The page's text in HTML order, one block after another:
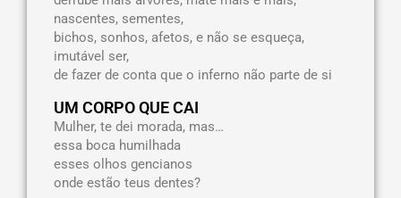
nascentes, sementes,
bichos, sonhos, afetos, e não se esqueça,
imutável ser,
de fazer de conta que o inferno não parte de si
UM CORPO QUE CAI
Mulher, te dei morada, mas…
essa boca humilhada
esses olhos gencianos
onde estão teus dentes?